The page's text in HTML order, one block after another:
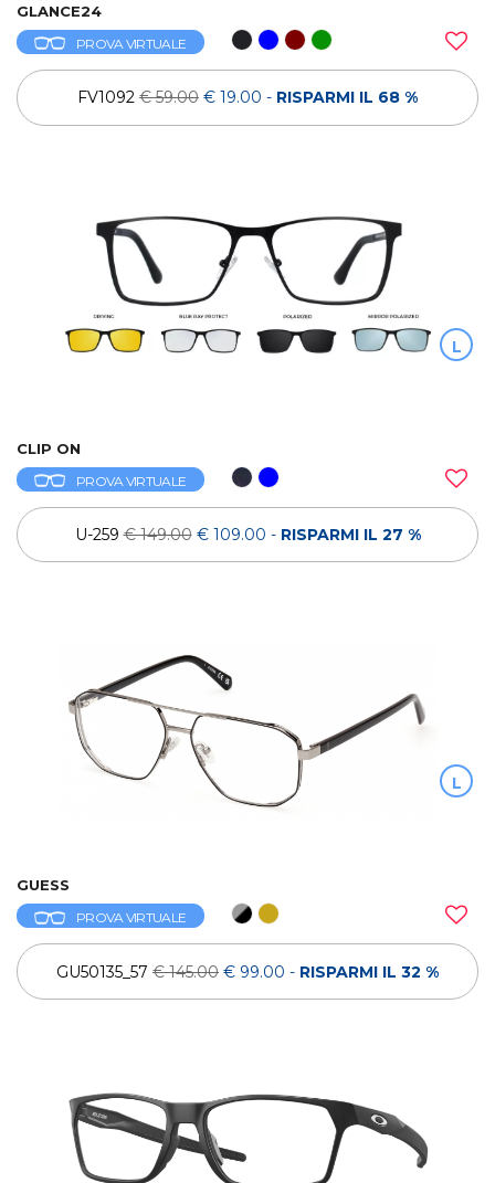
GLANCE24
PROVA VIRTUALE
FV1092 € 59.00 € 19.00 - RISPARMI IL 68 %
L
CLIP ON
PROVA VIRTUALE
U-259€ 149.00 € 109.00 - RISPARMI IL 27 %
L
GUESS
PROVA VIRTUALE
GU50135_57 € 145.00 € 99.00 - RISPARMI IL 32 %